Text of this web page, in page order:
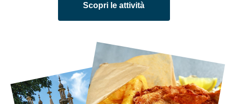
Scopri le attività